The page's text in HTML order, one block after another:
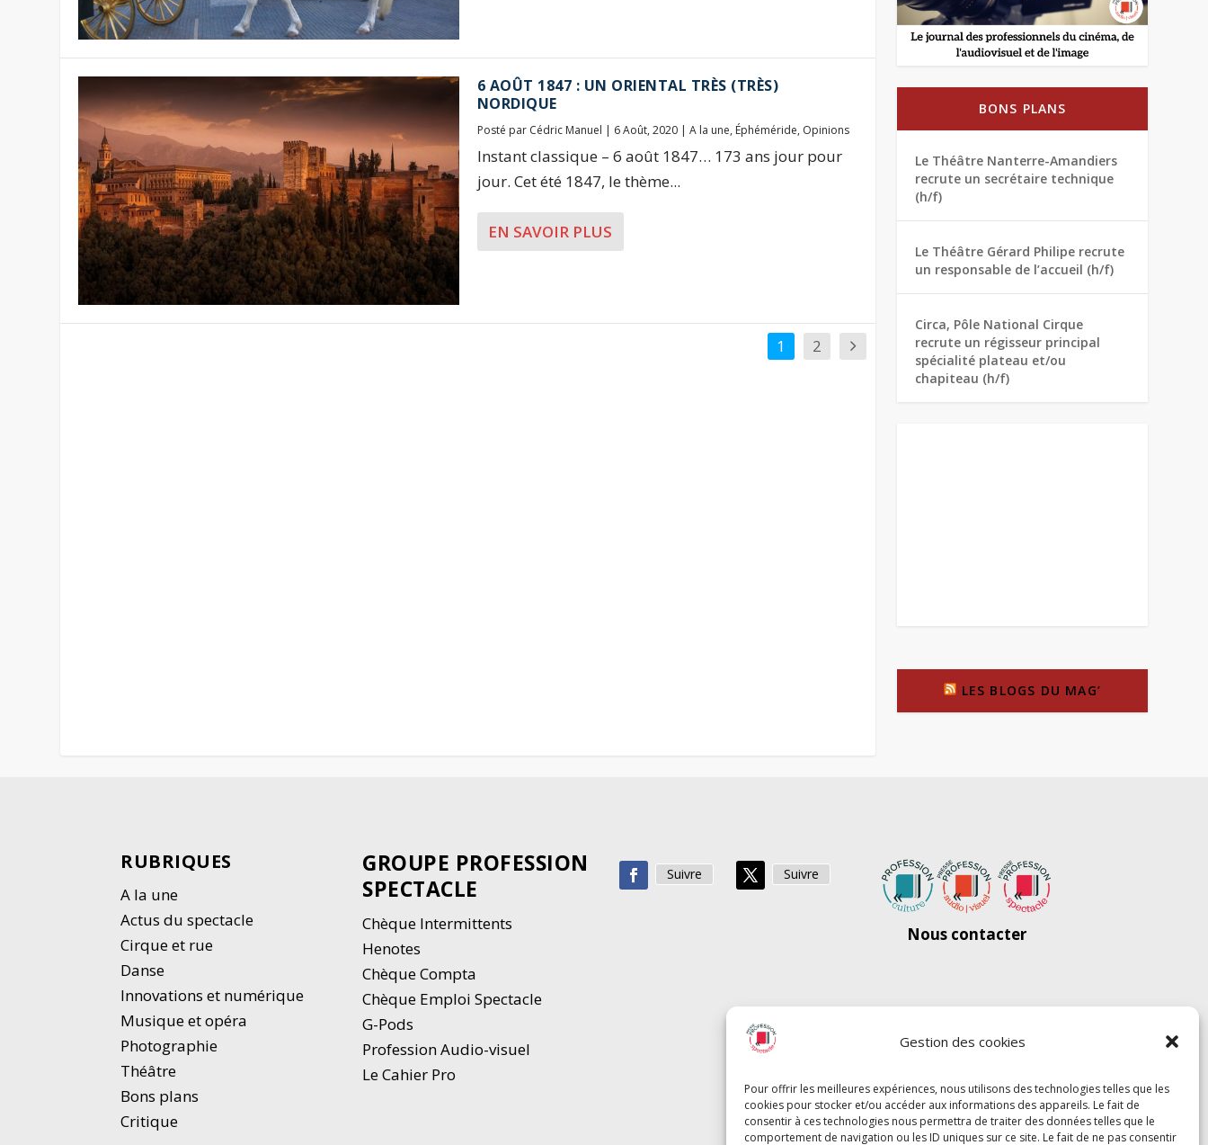
Gestion des cookies
Pour offrir les meilleures expériences, nous utilisons des technologies telles que les
cookies pour stocker et/ou accéder aux informations des appareils. Le fait de
consentir à ces technologies nous permettra de traiter des données telles que le
comportement de navigation ou les ID uniques sur ce site. Le fait de ne pas consentir
6 AOÛT 1847 : UN ORIENTAL TRÈS (TRÈS)
NORDIQUE
Posté par Cédric Manuel | 6 Août, 2020| A la une, Éphéméride, Opinions
Instant classique – 6 août 1847… 173 ans jour pour
jour. Cet été 1847, le thème...
EN SAVOIR PLUS
1 2
BONS PLANS
Le Théâtre Nanterre-Amandiers
recrute un secrétaire technique
(h/f)
Le Théâtre Gérard Philipe recrute
un responsable de l’accueil (h/f)
Circa, Pôle National Cirque
recrute un régisseur principal
spécialité plateau et/ou
chapiteau (h/f)
LES BLOGS DU MAG’
RUBRIQUES
A la une
Actus du spectacle
Cirque et rue
Danse
Innovations et numérique
Musique et opéra
Photographie
Théâtre
Bons plans
Critique
GROUPE PROFESSION
SPECTACLE
Chèque Intermittents
Henotes
Chèque Compta
Chèque Emploi Spectacle
G-Pods
Profession Audio-visuel
Le Cahier Pro
Suivre Suivre
Nous contacter